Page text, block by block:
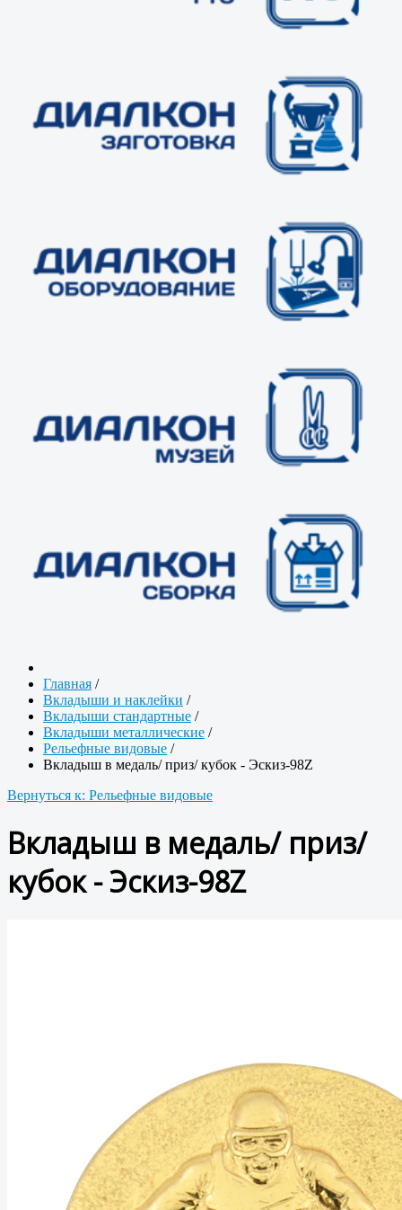
Главная /
Вкладыши и наклейки /
Вкладыши стандартные /
Вкладыши металлические /
Рельефные видовые /
Вкладыш в медаль/ приз/ кубок - Эскиз-98Z
Вернуться к: Рельефные видовые
Вкладыш в медаль/ приз/
кубок - Эскиз-98Z